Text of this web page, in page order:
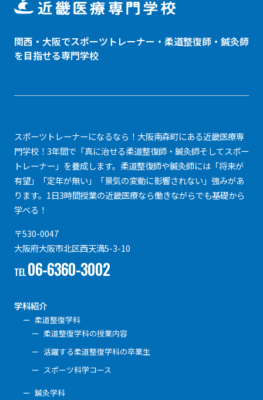
関西・大阪でスポーツトレーナー・ 柔道整復師 ・鍼灸師
を目指せる専門学校
スポーツトレーナーになるなら！大阪南森町にある近畿医療専
門学校！3年間で「真に治せる柔道整復師・鍼灸師そしてスポー
トレーナー」を養成します。柔道整復師や鍼灸師には「将来が
有望」「定年が無い」「景気の変動に影響されない」強みがあ
ります。1日3時間授業の近畿医療なら働きながらでも基礎から
学べる！
〒530-0047
大阪府大阪市北区西天満5-3-10
TEL06-6360-3002
学科紹介
柔道整復学科
柔道整復学科の授業内容
活躍する柔道整復学科の卒業生
スポーツ科学コース
鍼灸学科